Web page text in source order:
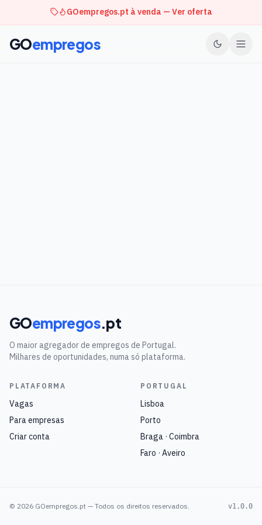
GOempregos.pt à venda — Ver oferta
GOempregos
GOempregos.pt
O maior agregador de empregos de Portugal.
Milhares de oportunidades, numa só plataforma.
PLATAFORMA
Vagas
Para empresas
Criar conta
PORTUGAL
Lisboa
Porto
Braga · Coimbra
Faro · Aveiro
© 2026 GOempregos.pt — Todos os direitos reservados. v1.0.0